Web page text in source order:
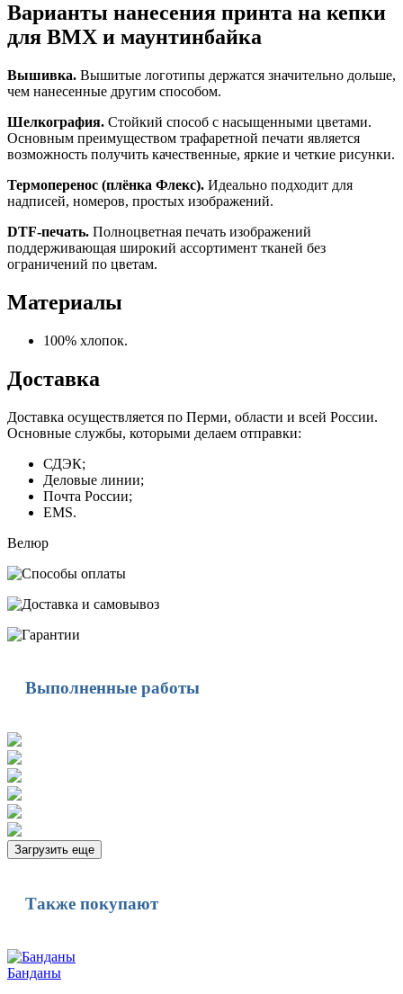
Варианты нанесения принта на кепки
для BMX и маунтинбайка
Вышивка. Вышитые логотипы держатся значительно дольше,
чем нанесенные другим способом.
Шелкография. Стойкий способ с насыщенными цветами.
Основным преимуществом трафаретной печати является
возможность получить качественные, яркие и четкие рисунки.
Термоперенос (плёнка Флекс). Идеально подходит для
надписей, номеров, простых изображений.
DTF-печать. Полноцветная печать изображений
поддерживающая широкий ассортимент тканей без
ограничений по цветам.
Материалы
100% хлопок.
Доставка
Доставка осуществляется по Перми, области и всей России.
Основные службы, которыми делаем отправки:
СДЭК;
Деловые линии;
Почта России;
EMS.
Велюр
Выполненные работы
Загрузить еще
Также покупают
Банданы